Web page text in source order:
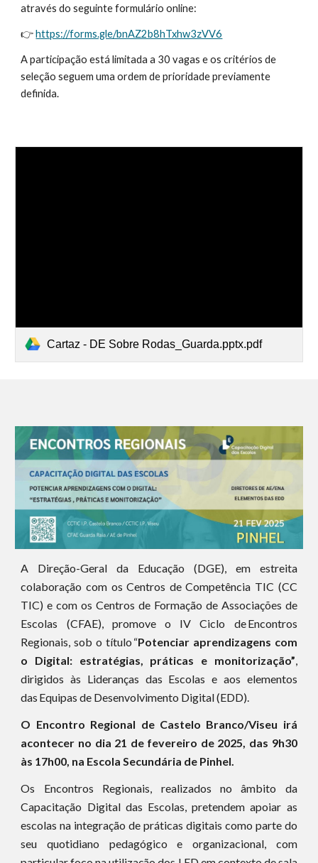
através do seguinte formulário online:
👉https://forms.gle/bnAZ2b8hTxhw3zVV6
A participação está limitada a 30 vagas e os critérios de
seleção seguem uma ordem de prioridade previamente
definida.
Cartaz - DE Sobre Rodas_Guarda.pptx.pdf
A Direção-Geral da Educação (DGE), em estreita
colaboração com os Centros de Competência TIC (CC
TIC) e com os Centros de Formação de Associações de
Escolas (CFAE), promove o IV Ciclo de Encontros
Regionais, sob o título “Potenciar aprendizagens com
o Digital: estratégias, práticas e monitorização”,
dirigidos às Lideranças das Escolas e aos elementos
das Equipas de Desenvolvimento Digital (EDD).
O Encontro Regional de Castelo Branco/Viseu irá
acontecer no dia 21 de fevereiro de 2025, das 9h30
às 17h00, na Escola Secundária de Pinhel.
Os Encontros Regionais, realizados no âmbito da
Capacitação Digital das Escolas, pretendem apoiar as
escolas na integração de práticas digitais como parte do
seu quotidiano pedagógico e organizacional, com